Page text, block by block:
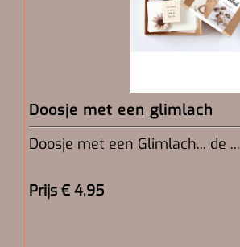
Doosje met een glimlach
Doosje met een Glimlach... de ...
Prijs € 4,95